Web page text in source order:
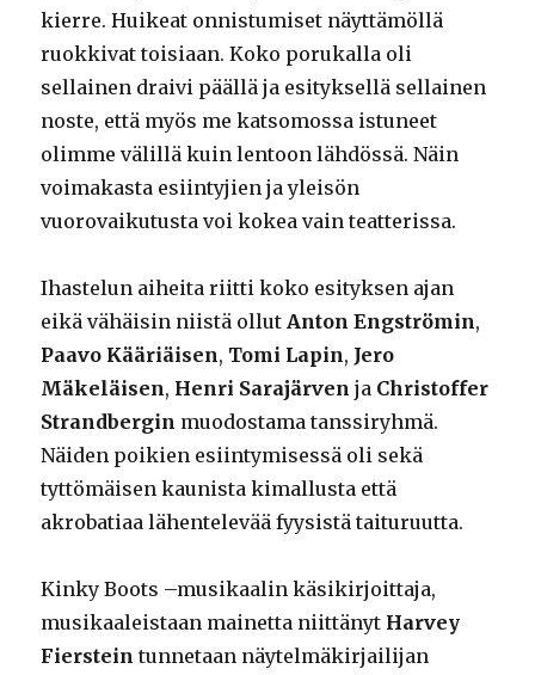
kierre. Huikeat onnistumiset näyttämöllä
ruokkivat toisiaan. Koko porukalla oli
sellainen draivi päällä ja esityksellä sellainen
noste, että myös me katsomossa istuneet
olimme välillä kuin lentoon lähdössä. Näin
voimakasta esiintyjien ja yleisön
vuorovaikutusta voi kokea vain teatterissa.
Ihastelun aiheita riitti koko esityksen ajan
eikä vähäisin niistä ollut Anton Engströmin,
Paavo Kääriäisen, Tomi Lapin, Jero
Mäkeläisen, Henri Sarajärven ja Christoffer
Strandbergin muodostama tanssiryhmä.
Näiden poikien esiintymisessä oli sekä
tyttömäisen kaunista kimallusta että
akrobatiaa lähentelevää fyysistä taituruutta.
Kinky Boots –musikaalin käsikirjoittaja,
musikaaleistaan mainetta niittänyt Harvey
Fierstein tunnetaan näytelmäkirjailijan